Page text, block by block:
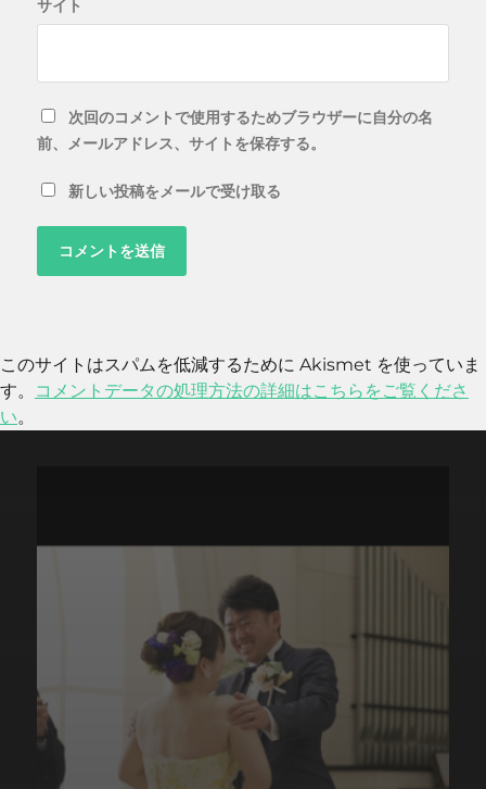
サイト
次回のコメントで使用するためブラウザーに自分の名
前、メールアドレス、サイトを保存する。
新しい投稿をメールで受け取る
このサイトはスパムを低減するために Akismet を使っていま
す。
コメントデータの処理方法の詳細はこちらをご覧くださ
い。